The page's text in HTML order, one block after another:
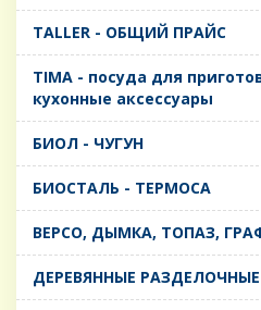
TALLER - ОБЩИЙ ПРАЙС
TIMA - посуда для
кухонные аксессуары
БИОЛ - ЧУГУН
БИОСТАЛЬ - ТЕРМОСА
ВЕРСО, ДЫМКА, ТОПАЗ,
ДЕРЕВЯННЫЕ